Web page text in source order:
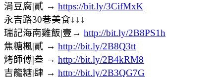
涓豆腐|貳 → https://bit.ly/3CifMxK
永吉路30巷美食↓↓↓
瑞記海南雞飯|壹→ http://bit.ly/2B8PS1h
焦糖楓|貳 → http://bit.ly/2B8Q3tt
烤師傅|叁 → http://bit.ly/2B4kRM8
吉龍糖|肆 → http://bit.ly/2B3QG7G